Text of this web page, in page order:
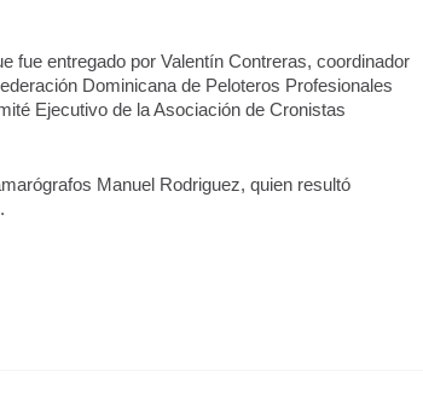
fue entregado por Valentín Contreras, coordinador
Dominicana de Peloteros Profesionales
Ejecutivo de la Asociación de Cronistas
Manuel Rodriguez, quien resultó